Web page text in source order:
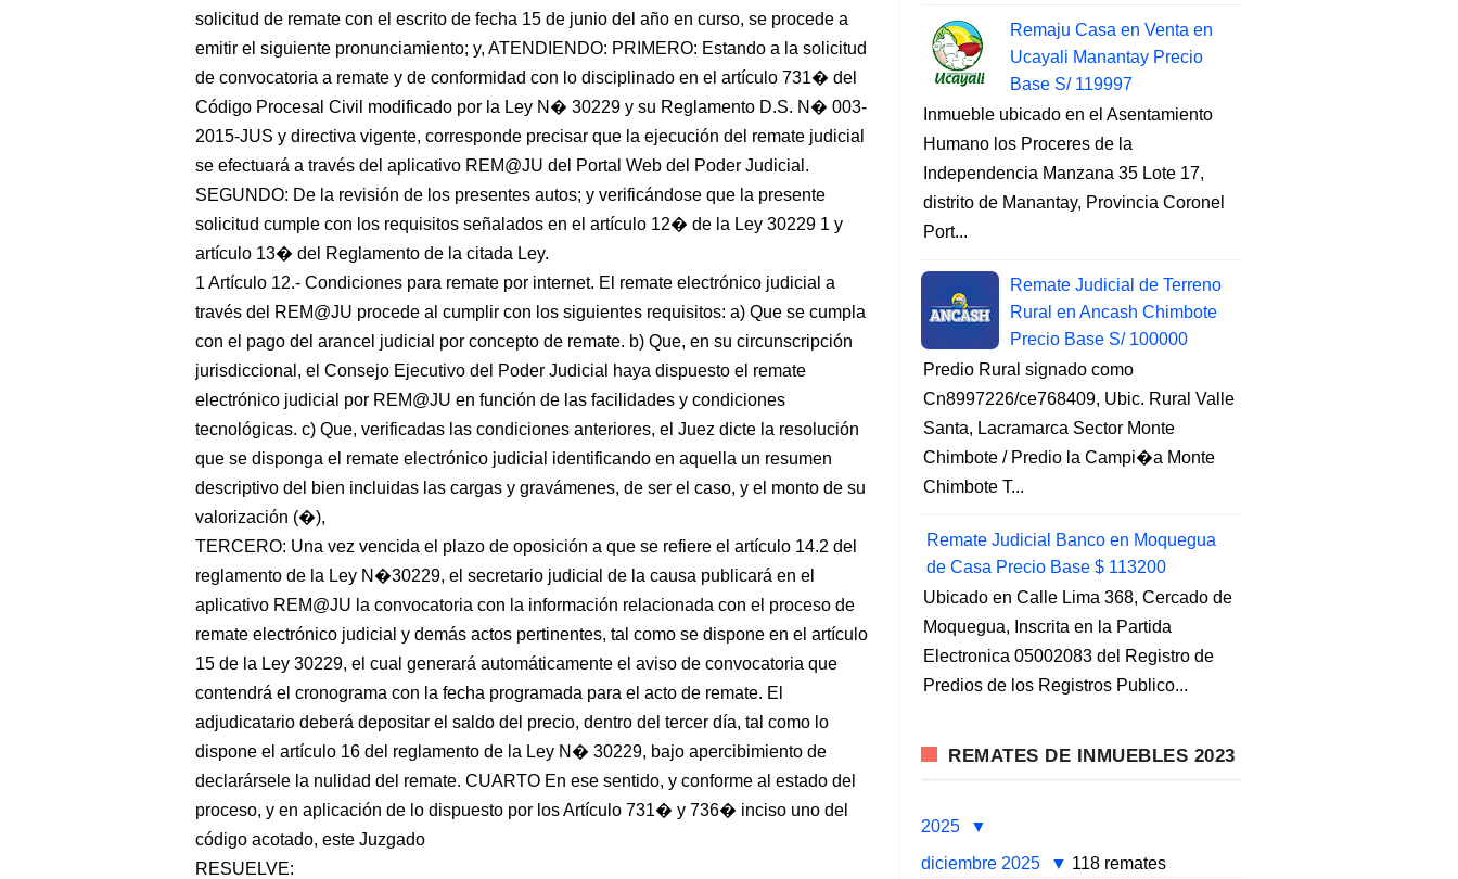
solicitud de remate con el escrito de fecha 15 de junio del año en curso, se procede a
emitir el siguiente pronunciamiento; y, ATENDIENDO: PRIMERO: Estando a la solicitud
de convocatoria a remate y de conformidad con lo disciplinado en el artículo 731� del
Código Procesal Civil modificado por la Ley N� 30229 y su Reglamento D.S. N� 003-
2015-JUS y directiva vigente, corresponde precisar que la ejecución del remate judicial
se efectuará a través del aplicativo REM@JU del Portal Web del Poder Judicial.
SEGUNDO: De la revisión de los presentes autos; y verificándose que la presente
solicitud cumple con los requisitos señalados en el artículo 12� de la Ley 30229 1 y
artículo 13� del Reglamento de la citada Ley.
1 Artículo 12.- Condiciones para remate por internet. El remate electrónico judicial a
través del REM@JU procede al cumplir con los siguientes requisitos: a) Que se cumpla
con el pago del arancel judicial por concepto de remate. b) Que, en su circunscripción
jurisdiccional, el Consejo Ejecutivo del Poder Judicial haya dispuesto el remate
electrónico judicial por REM@JU en función de las facilidades y condiciones
tecnológicas. c) Que, verificadas las condiciones anteriores, el Juez dicte la resolución
que se disponga el remate electrónico judicial identificando en aquella un resumen
descriptivo del bien incluidas las cargas y gravámenes, de ser el caso, y el monto de su
valorización (�),
TERCERO: Una vez vencida el plazo de oposición a que se refiere el artículo 14.2 del
reglamento de la Ley N�30229, el secretario judicial de la causa publicará en el
aplicativo REM@JU la convocatoria con la información relacionada con el proceso de
remate electrónico judicial y demás actos pertinentes, tal como se dispone en el artículo
15 de la Ley 30229, el cual generará automáticamente el aviso de convocatoria que
contendrá el cronograma con la fecha programada para el acto de remate. El
adjudicatario deberá depositar el saldo del precio, dentro del tercer día, tal como lo
dispone el artículo 16 del reglamento de la Ley N� 30229, bajo apercibimiento de
declarársele la nulidad del remate. CUARTO En ese sentido, y conforme al estado del
proceso, y en aplicación de lo dispuesto por los Artículo 731� y 736� inciso uno del
código acotado, este Juzgado
RESUELVE:
Remaju Casa en Venta en
Ucayali Manantay Precio
Base S/ 119997
Inmueble ubicado en el Asentamiento
Humano los Proceres de la
Independencia Manzana 35 Lote 17,
distrito de Manantay, Provincia Coronel
Port...
Remate Judicial de Terreno
Rural en Ancash Chimbote
Precio Base S/ 100000
Predio Rural signado como
Cn8997226/ce768409, Ubic. Rural Valle
Santa, Lacramarca Sector Monte
Chimbote / Predio la Campi�a Monte
Chimbote T...
Remate Judicial Banco en Moquegua
de Casa Precio Base $ 113200
Ubicado en Calle Lima 368, Cercado de
Moquegua, Inscrita en la Partida
Electronica 05002083 del Registro de
Predios de los Registros Publico...
REMATES DE INMUEBLES 2023
2025
diciembre 2025
118 remates